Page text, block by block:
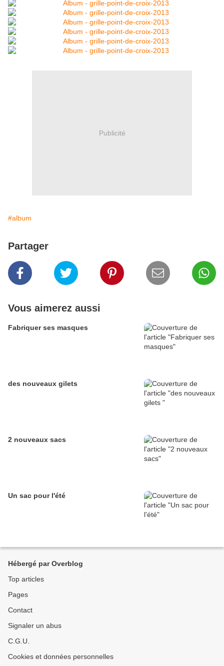
Publicité
#album
Partager
Vous aimerez aussi
Fabriquer ses masques
des nouveaux gilets
2 nouveaux sacs
Un sac pour l'été
Hébergé par Overblog
Top articles
Pages
Contact
Signaler un abus
C.G.U.
Cookies et données personnelles